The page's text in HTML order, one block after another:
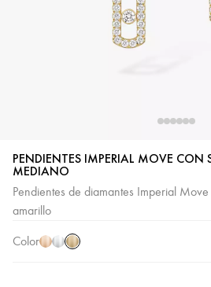
PENDIENTES IMPERIAL MOVE CON
MEDIANO
Pendientes de diamantes Imperial
amarillo
Color
Oro
rosa
Oro
amarillo